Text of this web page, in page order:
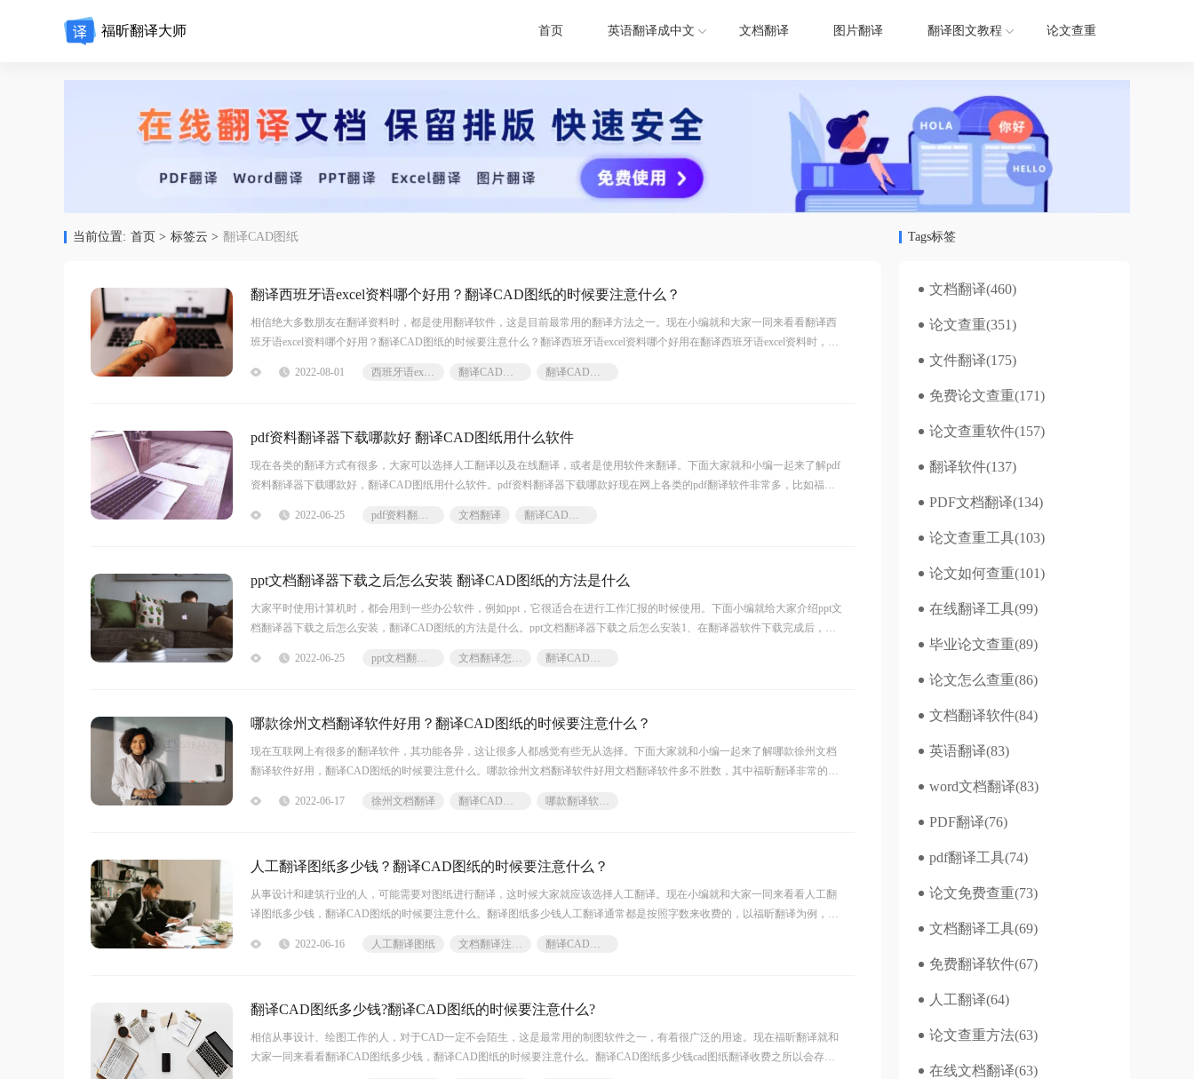
福昕翻译大师 首页 英语翻译成中文 文档翻译 图片翻译 翻译图文教程 论文查重
当前位置: 首页 > 标签云 > 翻译CAD图纸
翻译西班牙语excel资料哪个好用？翻译CAD图纸的时候要注意什么？
相信绝大多数朋友在翻译资料时，都是使用翻译软件，这是目前最常用的翻译方法之一。现在小编就和大家一同来看看翻译西
班牙语excel资料哪个好用？翻译CAD图纸的时候要注意什么？翻译西班牙语excel资料哪个好用在翻译西班牙语excel资料时，小
2022-08-01
西班牙语excel翻译怎么做 翻译CAD图纸要注意什么 翻译CAD图纸
pdf资料翻译器下载哪款好 翻译CAD图纸用什么软件
现在各类的翻译方式有很多，大家可以选择人工翻译以及在线翻译，或者是使用软件来翻译。下面大家就和小编一起来了解pdf
资料翻译器下载哪款好，翻译CAD图纸用什么软件。pdf资料翻译器下载哪款好现在网上各类的pdf翻译软件非常多，比如福昕
2022-06-25
pdf资料翻译器 文档翻译 翻译CAD图纸
ppt文档翻译器下载之后怎么安装 翻译CAD图纸的方法是什么
大家平时使用计算机时，都会用到一些办公软件，例如ppt，它很适合在进行工作汇报的时候使用。下面小编就给大家介绍ppt文
档翻译器下载之后怎么安装，翻译CAD图纸的方法是什么。ppt文档翻译器下载之后怎么安装1、在翻译器软件下载完成后，解
2022-06-25
ppt文档翻译器 文档翻译怎么安装 翻译CAD图纸
哪款徐州文档翻译软件好用？翻译CAD图纸的时候要注意什么？
现在互联网上有很多的翻译软件，其功能各异，这让很多人都感觉有些无从选择。下面大家就和小编一起来了解哪款徐州文档
翻译软件好用，翻译CAD图纸的时候要注意什么。哪款徐州文档翻译软件好用文档翻译软件多不胜数，其中福昕翻译非常的好
2022-06-17
徐州文档翻译 翻译CAD图纸 哪款翻译软件好用
人工翻译图纸多少钱？翻译CAD图纸的时候要注意什么？
从事设计和建筑行业的人，可能需要对图纸进行翻译，这时候大家就应该选择人工翻译。现在小编就和大家一同来看看人工翻
译图纸多少钱，翻译CAD图纸的时候要注意什么。翻译图纸多少钱人工翻译通常都是按照字数来收费的，以福昕翻译为例，收
2022-06-16
人工翻译图纸 文档翻译注意什么 翻译CAD图纸
翻译CAD图纸多少钱?翻译CAD图纸的时候要注意什么?
相信从事设计、绘图工作的人，对于CAD一定不会陌生，这是最常用的制图软件之一，有着很广泛的用途。现在福昕翻译就和
大家一同来看看翻译CAD图纸多少钱，翻译CAD图纸的时候要注意什么。翻译CAD图纸多少钱cad图纸翻译收费之所以会存在
Tags标签
文档翻译(460)
论文查重(351)
文件翻译(175)
免费论文查重(171)
论文查重软件(157)
翻译软件(137)
PDF文档翻译(134)
论文查重工具(103)
论文如何查重(101)
在线翻译工具(99)
毕业论文查重(89)
论文怎么查重(86)
文档翻译软件(84)
英语翻译(83)
word文档翻译(83)
PDF翻译(76)
pdf翻译工具(74)
论文免费查重(73)
文档翻译工具(69)
免费翻译软件(67)
人工翻译(64)
论文查重方法(63)
在线文档翻译(63)